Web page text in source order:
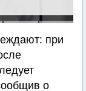
при
о